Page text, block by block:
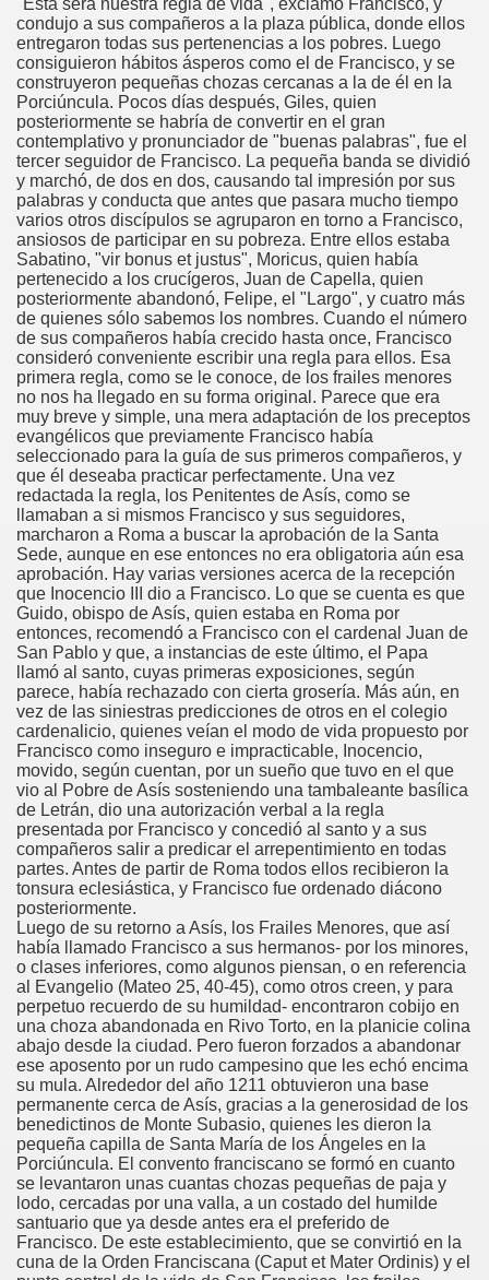
"Esta será nuestra regla de vida", exclamó Francisco, y
condujo a sus compañeros a la plaza pública, donde ellos
entregaron todas sus pertenencias a los pobres. Luego
consiguieron hábitos ásperos como el de Francisco, y se
construyeron pequeñas chozas cercanas a la de él en la
Porciúncula. Pocos días después, Giles, quien
posteriormente se habría de convertir en el gran
contemplativo y pronunciador de "buenas palabras", fue el
tercer seguidor de Francisco. La pequeña banda se dividió
y marchó, de dos en dos, causando tal impresión por sus
palabras y conducta que antes que pasara mucho tiempo
varios otros discípulos se agruparon en torno a Francisco,
ansiosos de participar en su pobreza. Entre ellos estaba
Sabatino, "vir bonus et justus", Moricus, quien había
pertenecido a los crucígeros, Juan de Capella, quien
posteriormente abandonó, Felipe, el "Largo", y cuatro más
de quienes sólo sabemos los nombres. Cuando el número
de sus compañeros había crecido hasta once, Francisco
consideró conveniente escribir una regla para ellos. Esa
primera regla, como se le conoce, de los frailes menores
no nos ha llegado en su forma original. Parece que era
muy breve y simple, una mera adaptación de los preceptos
evangélicos que previamente Francisco había
seleccionado para la guía de sus primeros compañeros, y
que él deseaba practicar perfectamente. Una vez
redactada la regla, los Penitentes de Asís, como se
llamaban a si mismos Francisco y sus seguidores,
marcharon a Roma a buscar la aprobación de la Santa
Sede, aunque en ese entonces no era obligatoria aún esa
aprobación. Hay varias versiones acerca de la recepción
que Inocencio III dio a Francisco. Lo que se cuenta es que
Guido, obispo de Asís, quien estaba en Roma por
entonces, recomendó a Francisco con el cardenal Juan de
San Pablo y que, a instancias de este último, el Papa
llamó al santo, cuyas primeras exposiciones, según
parece, había rechazado con cierta grosería. Más aún, en
vez de las siniestras predicciones de otros en el colegio
cardenalicio, quienes veían el modo de vida propuesto por
Francisco como inseguro e impracticable, Inocencio,
movido, según cuentan, por un sueño que tuvo en el que
vio al Pobre de Asís sosteniendo una tambaleante basílica
de Letrán, dio una autorización verbal a la regla
presentada por Francisco y concedió al santo y a sus
compañeros salir a predicar el arrepentimiento en todas
partes. Antes de partir de Roma todos ellos recibieron la
tonsura eclesiástica, y Francisco fue ordenado diácono
posteriormente.
Luego de su retorno a Asís, los Frailes Menores, que así
había llamado Francisco a sus hermanos- por los minores,
o clases inferiores, como algunos piensan, o en referencia
al Evangelio (Mateo 25, 40-45), como otros creen, y para
perpetuo recuerdo de su humildad- encontraron cobijo en
una choza abandonada en Rivo Torto, en la planicie colina
abajo desde la ciudad. Pero fueron forzados a abandonar
ese aposento por un rudo campesino que les echó encima
su mula. Alrededor del año 1211 obtuvieron una base
permanente cerca de Asís, gracias a la generosidad de los
benedictinos de Monte Subasio, quienes les dieron la
pequeña capilla de Santa María de los Ángeles en la
Porciúncula. El convento franciscano se formó en cuanto
se levantaron unas cuantas chozas pequeñas de paja y
lodo, cercadas por una valla, a un costado del humilde
santuario que ya desde antes era el preferido de
Francisco. De este establecimiento, que se convirtió en la
cuna de la Orden Franciscana (Caput et Mater Ordinis) y el